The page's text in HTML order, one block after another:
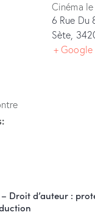
Cinéma
6 Rue Du
Sète,
+ Google
Droit d’auteur :